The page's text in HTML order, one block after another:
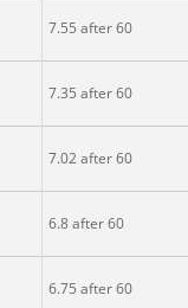
7.55 after 60
7.35 after 60
7.02 after 60
6.8 after 60
6.75 after 60